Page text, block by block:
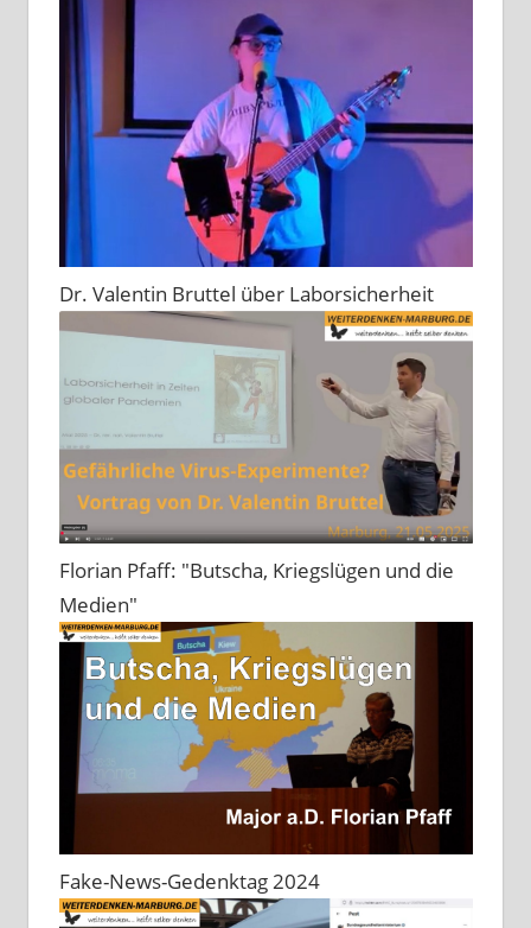
Dr. Valentin Bruttel über Laborsicherheit
Florian Pfaff: "Butscha, Kriegslügen und die
Medien"
Fake-News-Gedenktag 2024